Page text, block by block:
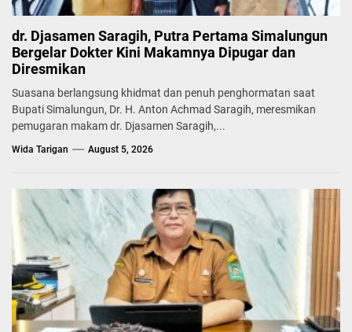
dr. Djasamen Saragih, Putra Pertama Simalungun
Bergelar Dokter Kini Makamnya Dipugar dan
Diresmikan
Suasana berlangsung khidmat dan penuh penghormatan saat
Bupati Simalungun, Dr. H. Anton Achmad Saragih, meresmikan
pemugaran makam dr. Djasamen Saragih,...
Wida Tarigan August 5, 2026